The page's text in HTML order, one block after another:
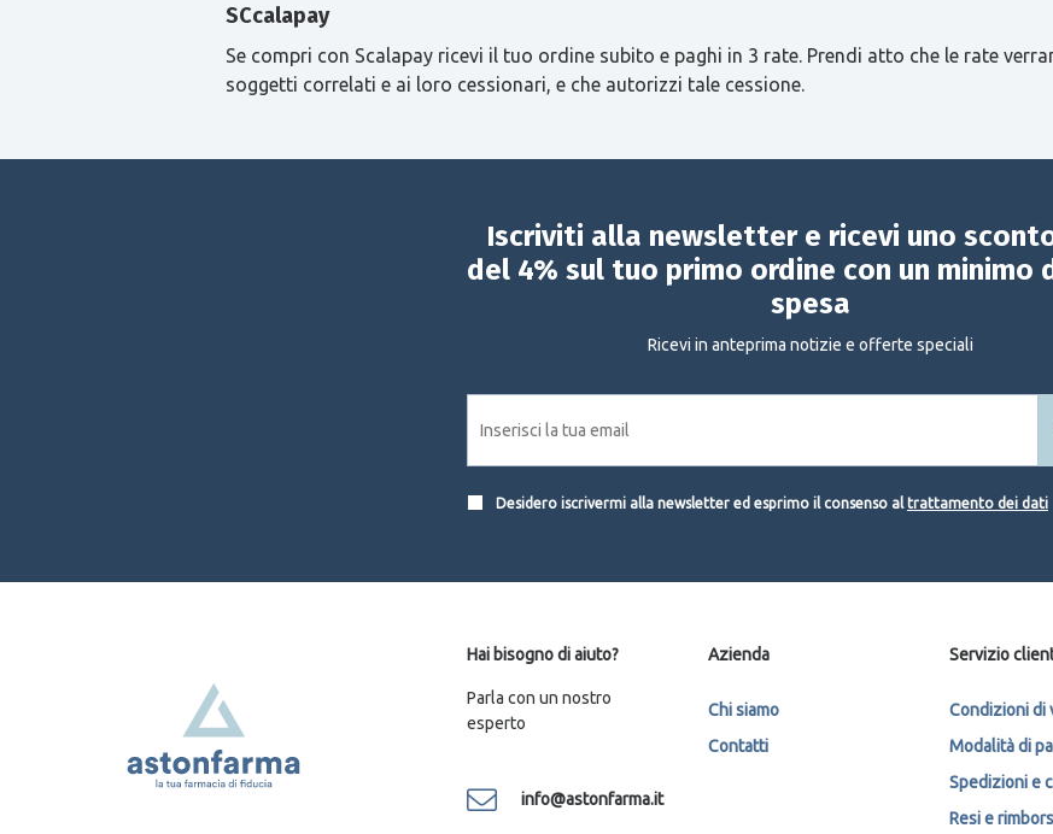
SCcalapay
Se compri con Scalapay ricevi il tuo ordine subito e paghi in 3 rate. Prendi atto che le rate
soggetti correlati e ai loro cessionari, e che autorizzi tale cessione.
Iscriviti alla newsletter e ricevi uno
del 4% sul tuo primo ordine con un minimo
spesa
Ricevi in anteprima notizie e offerte speciali
Desidero iscrivermi alla newsletter ed esprimo il consenso al trattamento dei dati
Hai bisogno di aiuto?
Parla con un nostro
esperto
info@astonfarma.it
Azienda
Chi siamo
Contatti
Servizio
Condizioni di
Modalità di
Spedizioni e
Resi e